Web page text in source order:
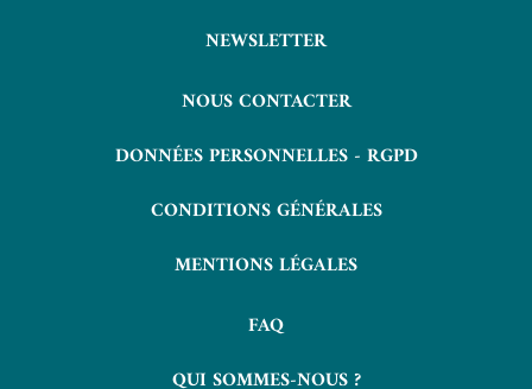
NEWSLETTER
NOUS CONTACTER
DONNÉES PERSONNELLES - RGPD
CONDITIONS GÉNÉRALES
MENTIONS LÉGALES
FAQ
QUI SOMMES-NOUS ?